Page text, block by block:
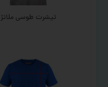
تیشرت طوسی ملانژ